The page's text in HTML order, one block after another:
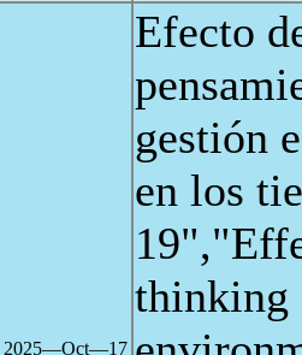
2025―Oct―17
Efecto
gestión
en los
19
thinking